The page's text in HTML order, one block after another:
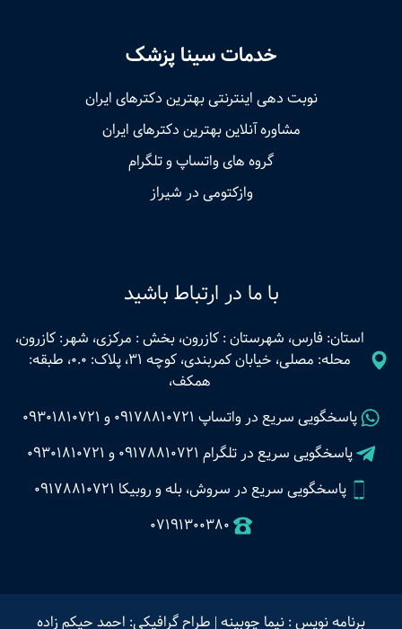
خدمات سینا پزشک
نوبت‌ دهی اینترنتی بهترین دکترهای ایران
مشاوره آنلاین بهترین دکترهای ایران
گروه های واتساپ و تلگرام
وازکتومی در شیراز
با ما در ارتباط باشید
استان: فارس، شهرستان : کازرون، بخش : مرکزی، شهر: کازرون،
محله: مصلی، خیابان کمربندی، کوچه 31، پلاک: 0.0، طبقه:
همکف،
پاسخگویی سریع در واتساپ 09178810721 و 09301810721
پاسخگویی سریع در تلگرام 09178810721 و 09301810721
پاسخگویی سریع در سروش، بله و روبیکا 09178810721
07191300380
برنامه نویس : نیما چوبینه | طراح گرافیکی: احمد حیکم زاده